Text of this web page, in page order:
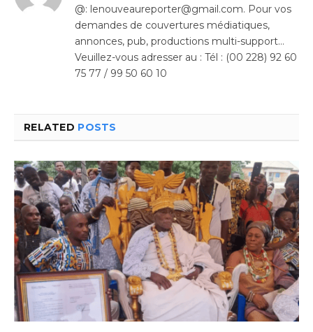
@: lenouveaureporter@gmail.com. Pour vos
demandes de couvertures médiatiques,
annonces, pub, productions multi-support…
Veuillez-vous adresser au : Tél : (00 228) 92 60
75 77 / 99 50 60 10
RELATED POSTS